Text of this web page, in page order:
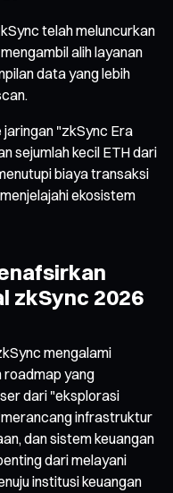
telah meluncurkan
alih layanan
data yang lebih
jaringan "zkSync Era
sejumlah kecil ETH dari
biaya transaksi
ekosistem
zkSync 2026
mengalami
roadmap yang
dari "eksplorasi
infrastruktur
dan sistem keuangan
dari melayani
institusi keuangan